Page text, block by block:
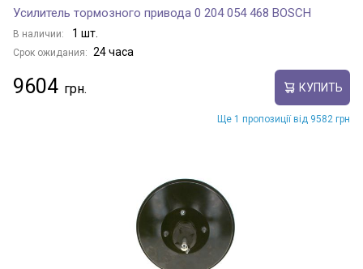
Усилитель тормозного привода 0 204 054 468 BOSCH
В наличии: 1 шт.
Срок ожидания: 24 часа
9604 КУПИТЬ
Ще 1 пропозиції від 9582 грн